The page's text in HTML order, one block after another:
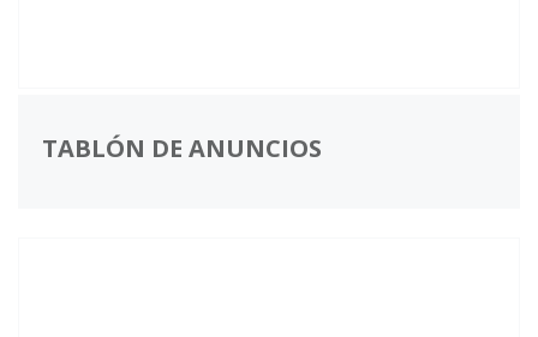
TABLÓN DE ANUNCIOS